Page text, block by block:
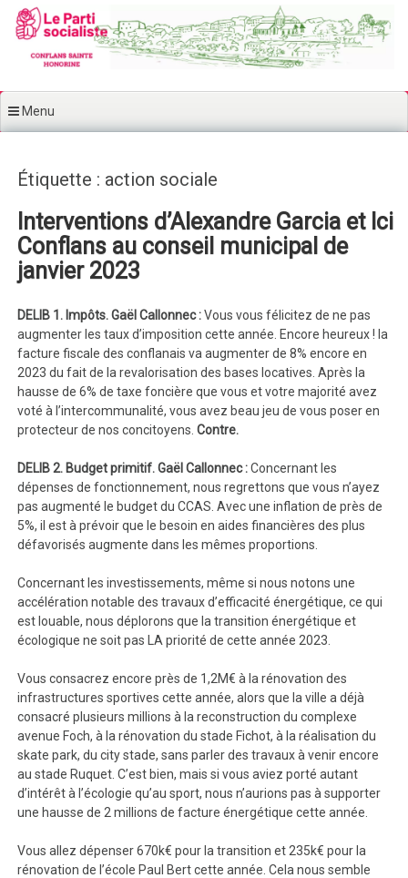
Aller au contenu principal
Menu
Étiquette : action sociale
Interventions d’Alexandre Garcia et Ici
Conflans au conseil municipal de
janvier 2023
DELIB 1. Impôts. Gaël Callonnec :Vous vous félicitez de ne pas
augmenter les taux d’imposition cette année. Encore heureux ! la
facture fiscale des conflanais va augmenter de 8% encore en
2023 du fait de la revalorisation des bases locatives. Après la
hausse de 6% de taxe foncière que vous et votre majorité avez
voté à l’intercommunalité, vous avez beau jeu de vous poser en
protecteur de nos concitoyens.Contre.
DELIB 2. Budget primitif. Gaël Callonnec :Concernant les
dépenses de fonctionnement, nous regrettons que vous n’ayez
pas augmenté le budget du CCAS. Avec une inflation de près de
5%, il est à prévoir que le besoin en aides financières des plus
défavorisés augmente dans les mêmes proportions.
Concernant les investissements, même si nous notons une
accélération notable des travaux d’efficacité énergétique, ce qui
est louable, nous déplorons que la transition énergétique et
écologique ne soit pas LA priorité de cette année 2023.
Vous consacrez encore près de 1,2M€ à la rénovation des
infrastructures sportives cette année, alors que la ville a déjà
consacré plusieurs millions à la reconstruction du complexe
avenue Foch, à la rénovation du stade Fichot, à la réalisation du
skate park, du city stade, sans parler des travaux à venir encore
au stade Ruquet. C’est bien, mais si vous aviez porté autant
d’intérêt à l’écologie qu’au sport, nous n’aurions pas à supporter
une hausse de 2 millions de facture énergétique cette année.
Vous allez dépenser 670k€ pour la transition et 235k€ pour la
rénovation de l’école Paul Bert cette année. Cela nous semble